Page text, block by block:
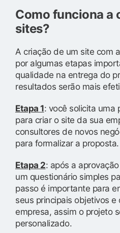
Como funciona a
sites?
A criação de um site com
por algumas etapas
qualidade na entrega do
resultados serão mais
Etapa 1: você solicita uma
para criar o site da sua
consultores de novos
para formalizar a proposta.
Etapa 2: após a
um questionário simples
passo é importante para
seus principais objetivos
empresa, assim o projeto
personalizado.